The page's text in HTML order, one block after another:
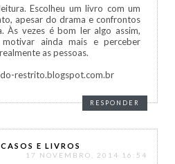
Escolheu um livro com um
apesar do drama e confrontos
Às vezes é bom ler algo assim,
ainda mais e perceber
as pessoas.
restrito.blogspot.com.br
RESPONDER
E LIVROS
17 NOVEMBRO, 2014 16:54